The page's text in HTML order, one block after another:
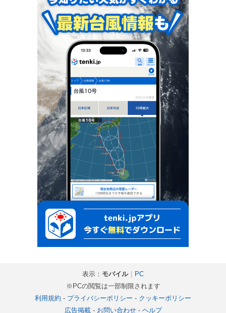
表示： モバイル｜
PC
※PCの閲覧は一部制限されます
利用規約 - プライバシーポリシー - クッキーポリシー
広告掲載- お問い合わせ- ヘルプ